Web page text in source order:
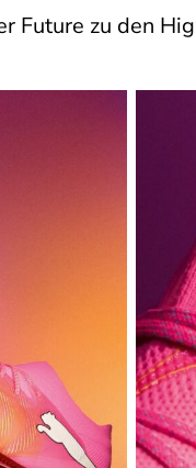
Future zu den